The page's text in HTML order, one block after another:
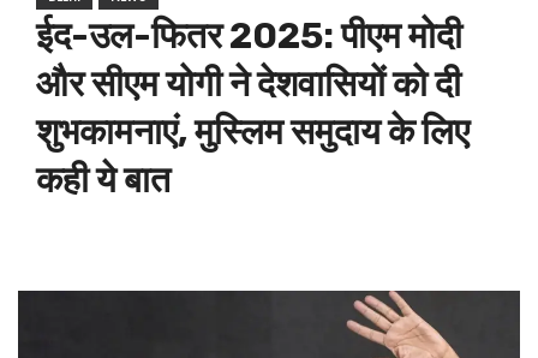
ईद-उल-फितर 2025: पीएम मोदी
और सीएम योगी ने देशवासियों को दी
शुभकामनाएं, मुस्लिम समुदाय के लिए
कही ये बात